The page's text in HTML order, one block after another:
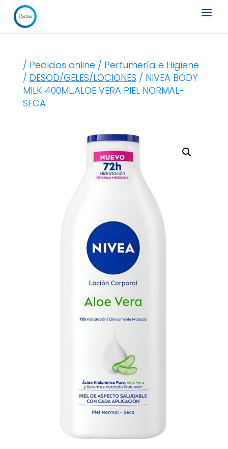
Búsqueda
de
productos
/ Pedidos online / Perfumería e Higiene
/ DESOD/GELES/LOCIONES / NIVEA BODY
MILK 400ML.ALOE VERA PIEL NORMAL-
SECA